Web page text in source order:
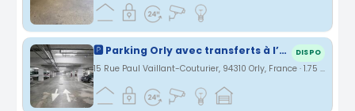
🅿️ Parking Orly avec transferts à l’aéroport. Vous gardez vos clés. DISPO
15 Rue Paul Vaillant-Couturier, 94310 Orly, France · 1.75 km